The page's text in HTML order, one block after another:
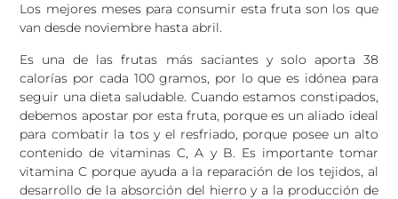
Los mejores meses para consumir esta fruta son los que
van desde noviembre hasta abril.
Es una de las frutas más saciantes y solo aporta 38
calorías por cada 100 gramos, por lo que es idónea para
seguir una dieta saludable. Cuando estamos constipados,
debemos apostar por esta fruta, porque es un aliado ideal
para combatir la tos y el resfriado, porque posee un alto
contenido de vitaminas C, A y B. Es importante tomar
vitamina C porque ayuda a la reparación de los tejidos, al
desarrollo de la absorción del hierro y a la producción de